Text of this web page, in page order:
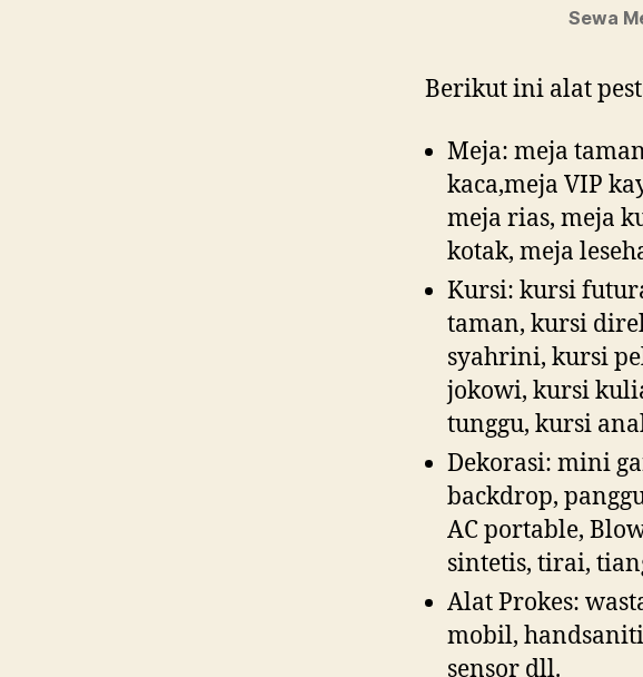
Sewa
Berikut ini alat
Meja: meja
kaca,meja VIP
meja rias, meja
kotak, meja
Kursi: kursi
taman, kursi
syahrini, kursi
jokowi, kursi
tunggu, kursi
Dekorasi: mini
backdrop,
AC portable,
sintetis, tirai,
Alat Prokes:
mobil,
sensor dll.